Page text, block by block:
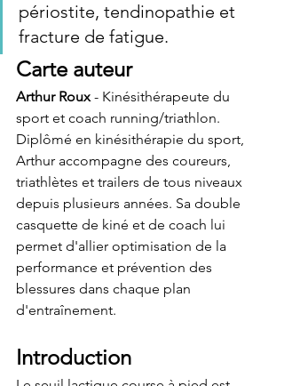
périostite, tendinopathie et
fracture de fatigue.
Carte auteur
Arthur Roux - Kinésithérapeute du
sport et coach running/triathlon.
Diplômé en kinésithérapie du sport,
Arthur accompagne des coureurs,
triathlètes et trailers de tous niveaux
depuis plusieurs années. Sa double
casquette de kiné et de coach lui
permet d'allier optimisation de la
performance et prévention des
blessures dans chaque plan
d'entraînement.
Introduction